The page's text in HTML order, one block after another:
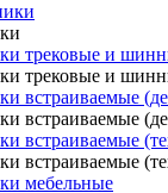
трековые и
трековые и
встраиваемые
встраиваемые
встраиваемые
встраиваемые
мебельные